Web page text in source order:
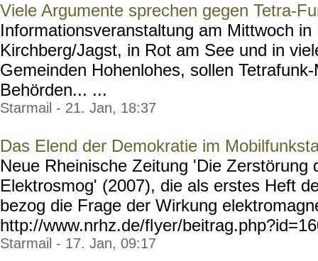
Viele Argumente sprechen gegen Tetra-
Informationsveranstaltung am Mittwoch
Kirchberg/Jagst, in Rot am See und in
Gemeinden Hohenlohes, sollen
Behörden... ...
Starmail - 21. Jan, 18:37
Das Elend der Demokratie im
Neue Rheinische Zeitung 'Die Zerstörung
Elektrosmog' (2007), die als erstes Heft
bezog die Frage der Wirkung
http://www.nrhz.de/flyer/
Starmail - 17. Jan, 09:17